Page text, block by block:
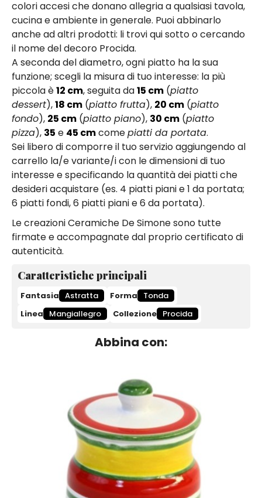
colori accesi che donano allegria a qualsiasi tavola,
cucina e ambiente in generale. Puoi abbinarlo
anche ad altri prodotti: li trovi qui sotto o cercando
il nome del decoro Procida.
A seconda del diametro, ogni piatto ha la sua
funzione; scegli la misura di tuo interesse: la più
piccola è12 cm, seguita da15 cm (piatto
dessert),18 cm (piatto frutta), 20 cm (piatto
fondo), 25 cm (piatto piano), 30 cm (piatto
pizza), 35 e 45 cmcomepiatti da portata.
Sei libero di comporre il tuo servizio aggiungendo al
carrello la/e variante/i con le dimensioni di tuo
interesse e specificando la quantità dei piatti che
desideri acquistare (es. 4 piatti piani e 1 da portata;
6 piatti fondi, 6 piatti piani e 6 da portata).
Le creazioni Ceramiche De Simone sono tutte
firmate e accompagnate dal proprio certificato di
autenticità.
Caratteristiche principali
Fantasia Astratta Forma
Tonda
Linea
Mangiallegro Collezione Procida
Abbina con: